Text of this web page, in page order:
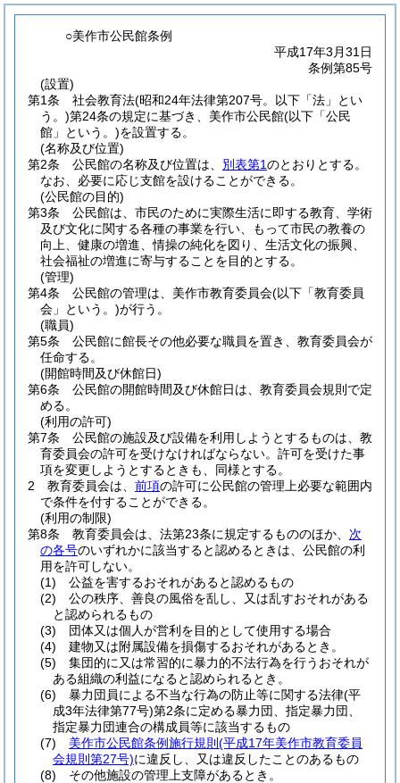
○美作市公民館条例
平成17年3月31日
条例第85号
(設置)
第1条
社会教育法(昭和24年法律第207号。以下「法」とい
う。)第24条の規定に基づき、美作市公民館(以下「公民
館」という。)を設置する。
(名称及び位置)
第2条
公民館の名称及び位置は、 別表第1のとおりとする。
なお、必要に応じ支館を設けることができる。
(公民館の目的)
第3条
公民館は、市民のために実際生活に即する教育、学術
及び文化に関する各種の事業を行い、もって市民の教養の
向上、健康の増進、情操の純化を図り、生活文化の振興、
社会福祉の増進に寄与することを目的とする。
(管理)
第4条
公民館の管理は、美作市教育委員会(以下「教育委員
会」という。)が行う。
(職員)
第5条
公民館に館長その他必要な職員を置き、教育委員会が
任命する。
(開館時間及び休館日)
第6条
公民館の開館時間及び休館日は、教育委員会規則で定
める。
(利用の許可)
第7条
公民館の施設及び設備を利用しようとするものは、教
育委員会の許可を受けなければならない。 許可を受けた事
項を変更しようとするときも、同様とする。
2
教育委員会は、 前項の許可に公民館の管理上必要な範囲内
で条件を付することができる。
(利用の制限)
第8条
教育委員会は、法第23条に規定するもののほか、 次
の各号のいずれかに該当すると認めるときは、公民館の利
用を許可しない。
(1)
公益を害するおそれがあると認めるもの
(2)
公の秩序、善良の風俗を乱し、又は乱すおそれがある
と認められるもの
(3)
団体又は個人が営利を目的として使用する場合
(4)
建物又は附属設備を損傷するおそれがあるとき。
(5)
集団的に又は常習的に暴力的不法行為を行うおそれが
ある組織の利益になると認められるとき。
(6)
暴力団員による不当な行為の防止等に関する法律(平
成3年法律第77号)第2条に定める暴力団、指定暴力団、
指定暴力団連合の構成員等に該当するもの
(7)
美作市公民館条例施行規則 (平成17年美作市教育委員
会規則第27号)に違反し、又は違反したことのあるもの
(8)
その他施設の管理上支障があるとき。